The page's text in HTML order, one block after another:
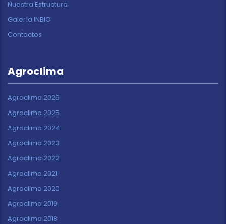
Nuestra Estructura
Galería INBIO
Contactos
Agroclima
Agroclima 2026
Agroclima 2025
Agroclima 2024
Agroclima 2023
Agroclima 2022
Agroclima 2021
Agroclima 2020
Agroclima 2019
Agroclima 2018